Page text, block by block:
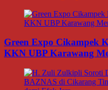
Green Expo Cikampek
KKN UBP Karawang